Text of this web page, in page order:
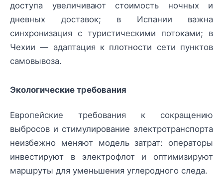
доступа увеличивают стоимость ночных и
дневных доставок; в Испании важна
синхронизация с туристическими потоками; в
Чехии — адаптация к плотности сети пунктов
самовывоза.
Экологические требования
Европейские требования к сокращению
выбросов и стимулирование электротранспорта
неизбежно меняют модель затрат: операторы
инвестируют в электрофлот и оптимизируют
маршруты для уменьшения углеродного следа.